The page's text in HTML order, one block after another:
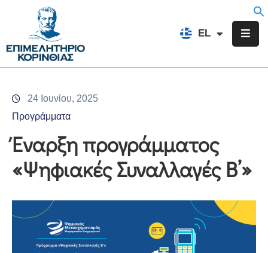
EL
FR
Επιμελητήριο
Υπηρεσίες
Προγράμματα
Δράσεις
Επικοινωνία
24 Ιουνίου, 2025
Προγράμματα
Έναρξη προγράμματος
«Ψηφιακές Συναλλαγές Β’»